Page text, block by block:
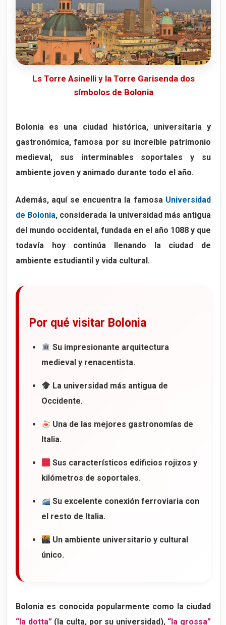
El impresionante Teatro Anatómico
Horarios y entradas
9. Vía dell’Indipendenza
La gran avenida de Bolonia
La Catedral de San Pedro
10. Los pórticos de Bolonia
Una ciudad medieval única
El famoso Pórtico de San Luca
Un complejo religioso único
Qué ver dentro de Santo Stefano
Un lugar lleno de historia y espiritualidad
El misterio de los 666 arcos
13. Los mercados de Bolonia
14. Il Quadrilatero
La histórica Osteria del Sole
De las delicatessen al lujo
15. Las puertas de Bolonia
Porta della Mascarella
16. Los parques de Bolonia
El lugar favorito para hacer picnic
17. Secretos de Bolonia
Ls Torre Asinelli y la Torre Garisenda dos
símbolos de Bolonia
Bolonia es una ciudad histórica, universitaria y
gastronómica, famosa por su increíble patrimonio
medieval, sus interminables soportales y su
ambiente joven y animado durante todo el año.
Además, aquí se encuentra la famosa Universidad
de Bolonia, considerada la universidad más antigua
del mundo occidental, fundada en el año 1088 y que
todavía hoy continúa llenando la ciudad de
ambiente estudiantil y vida cultural.
Por qué visitar Bolonia
Su impresionante arquitectura
medieval y renacentista.
La universidad más antigua de
Occidente.
Una de las mejores gastronomías de
Italia.
Sus característicos edificios rojizos y
kilómetros de soportales.
Su excelente conexión ferroviaria con
el resto de Italia.
Un ambiente universitario y cultural
único.
Bolonia es conocida popularmente como la ciudad
“la dotta”(la culta, por su universidad), “la grossa”